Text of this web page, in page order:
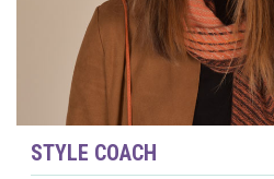
STYLE COACH